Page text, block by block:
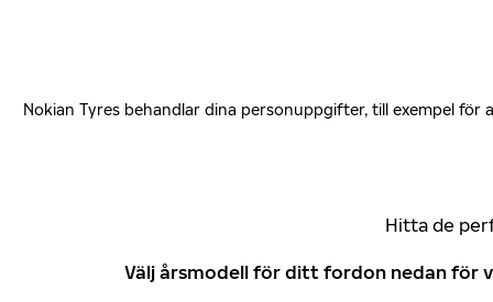
Nokian Tyres behandlar dina personuppgifter, till exempel
Hitta de
Välj årsmodell för ditt fordon nedan för